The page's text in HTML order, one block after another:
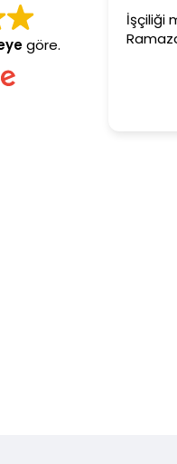
göre.
İşçiliği mükemmel
Ramazan usta